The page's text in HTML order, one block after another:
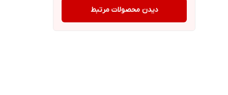
دیدن محصولات مرتبط